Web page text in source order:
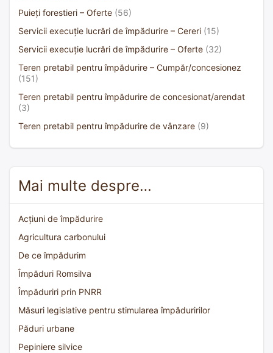
Puieți forestieri – Oferte (56)
Servicii execuție lucrări de împădurire – Cereri (15)
Servicii execuție lucrări de împădurire – Oferte (32)
Teren pretabil pentru împădurire – Cumpăr/concesionez
(151)
Teren pretabil pentru împădurire de concesionat/arendat
(3)
Teren pretabil pentru împădurire de vânzare (9)
Mai multe despre…
Acțiuni de împădurire
Agricultura carbonului
De ce împădurim
Împăduri Romsilva
Împăduriri prin PNRR
Măsuri legislative pentru stimularea împăduririlor
Păduri urbane
Pepiniere silvice